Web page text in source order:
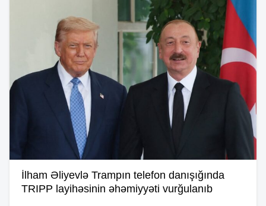
İlham Əliyevlə Trampın telefon danışığında
TRIPP layihəsinin əhəmiyyəti vurğulanıb